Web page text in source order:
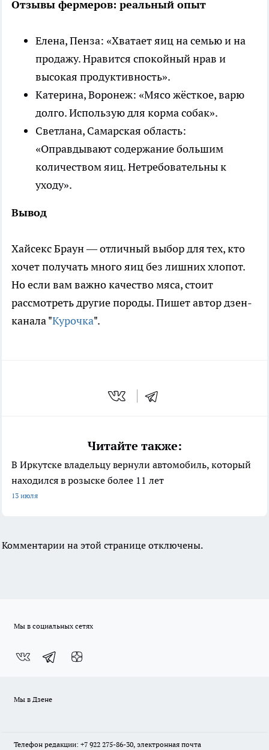
Отзывы фермеров: реальный опыт
Елена, Пенза: «Хватает яиц на семью и на
продажу. Нравится спокойный нрав и
высокая продуктивность».
Катерина, Воронеж: «Мясо жёсткое, варю
долго. Использую для корма собак».
Светлана, Самарская область:
«Оправдывают содержание большим
количеством яиц. Нетребовательны к
уходу».
Вывод
Хайсекс Браун — отличный выбор для тех, кто
хочет получать много яиц без лишних хлопот.
Но если вам важно качество мяса, стоит
рассмотреть другие породы. Пишет автор дзен-
канала "Курочка".
Читайте также:
В Иркутске владельцу вернули автомобиль, который
находился в розыске более 11 лет
13 июля
Комментарии на этой странице отключены.
Мы в социальных сетях
Мы в Дзене
Телефон редакции: +7 922 275-86-30, электронная почта